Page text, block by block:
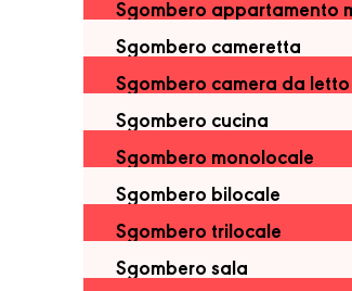
Sgombero appartamento
Sgombero cameretta
Sgombero camera da letto
Sgombero cucina
Sgombero monolocale
Sgombero bilocale
Sgombero trilocale
Sgombero sala